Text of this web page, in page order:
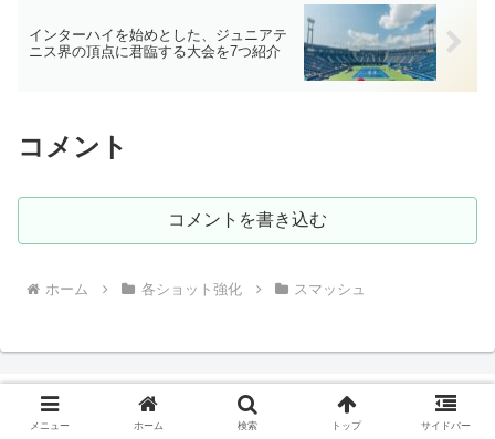
インターハイを始めとした、ジュニアテ
ニス界の頂点に君臨する大会を7つ紹介
コメント
コメントを書き込む
ホーム 各ショット強化 スマッシュ
メニュー ホーム 検索 トップ サイドバー